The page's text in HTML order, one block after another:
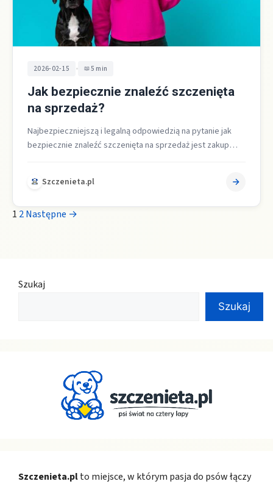
2026-02-15 • 5 min
Jak bezpiecznie znaleźć szczenięta
na sprzedaż?
Najbezpieczniejszą i legalną odpowiedzią na pytanie jak
bezpiecznie znaleźć szczenięta na sprzedaż jest zakup
Szczenieta.pl
1 2Następne →
Szukaj
Szukaj
Szczenieta.plto miejsce, w którym pasja do psów łączy